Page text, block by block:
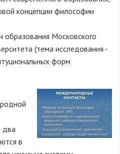
концепции философии
Московского
(тема исследования -
форм
два
в